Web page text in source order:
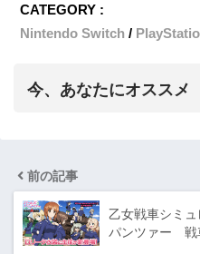
CATEGORY :
Nintendo Switch
今、あなたにオススメ
前の記事
乙女戦車シミ
パンツァー 戦